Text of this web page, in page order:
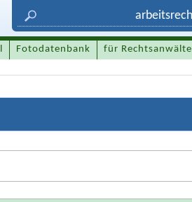
Fotodatenbank für Rechtsanwälte